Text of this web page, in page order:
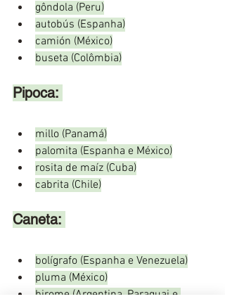
gôndola (Peru)
autobús (Espanha)
camión (México)
buseta (Colômbia)
Pipoca:
millo (Panamá)
palomita (Espanha e México)
rosita de maíz (Cuba)
cabrita (Chile)
Caneta:
bolígrafo (Espanha e Venezuela)
pluma (México)
birome (Argentina, Paraguai e